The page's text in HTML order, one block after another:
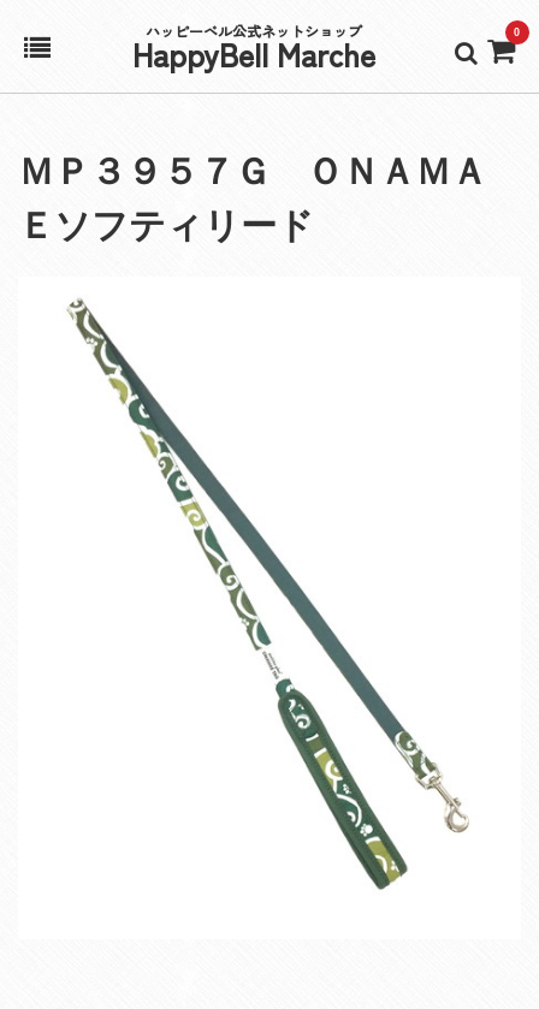
ハッピーベル公式ネットショップ
HappyBell Marche 0
アカウント
カート
ＭＰ３９５７Ｇ ＯＮＡＭＡ
Ｅソフティリード